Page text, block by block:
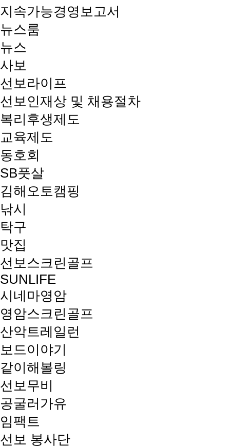
지속가능경영보고서
뉴스룸
뉴스
사보
선보라이프
선보인재상 및 채용절차
복리후생제도
교육제도
동호회
SB풋살
김해오토캠핑
낚시
탁구
맛집
선보스크린골프
SUNLIFE
시네마영암
영암스크린골프
산악트레일런
보드이야기
같이해볼링
선보무비
공굴러가유
임팩트
선보 봉사단